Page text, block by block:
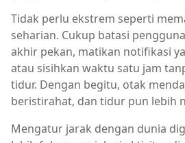
Tidak perlu ekstrem seperti
seharian. Cukup batasi
akhir pekan, matikan notifikasi
atau sisihkan waktu satu jam
tidur. Dengan begitu, otak
beristirahat, dan tidur pun lebih
Mengatur jarak dengan dunia